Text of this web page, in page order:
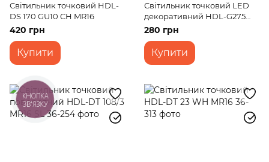
Світильник точковий HDL-
DS 170 GU10 CH MR16
420 грн
Купити
Світильник точковий LED
декоративний HDL-G275
LED 6W G
280 грн
Купити
КНОПКА
ЗВ'ЯЗКУ